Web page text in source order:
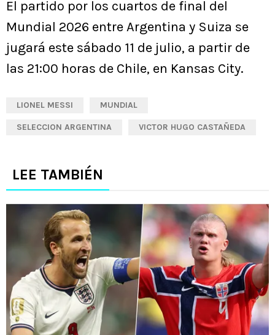
El partido por los cuartos de final del
Mundial 2026 entre Argentina y Suiza se
jugará este sábado 11 de julio, a partir de
las 21:00 horas de Chile, en Kansas City.
LIONEL MESSI MUNDIAL
SELECCION ARGENTINA VICTOR HUGO CASTAÑEDA
LEE TAMBIÉN